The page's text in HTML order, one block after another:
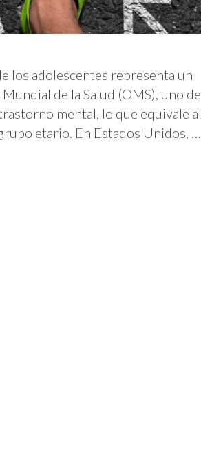
los adolescentes representa un
de la Salud (OMS), uno de
mental, lo que equivale al
etario. En Estados Unidos, …